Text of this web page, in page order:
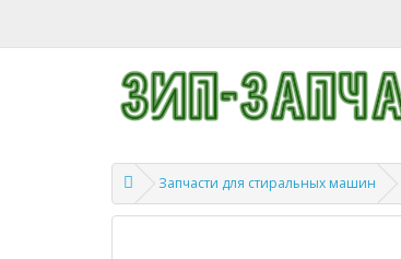
Запчасти для стиральных машин